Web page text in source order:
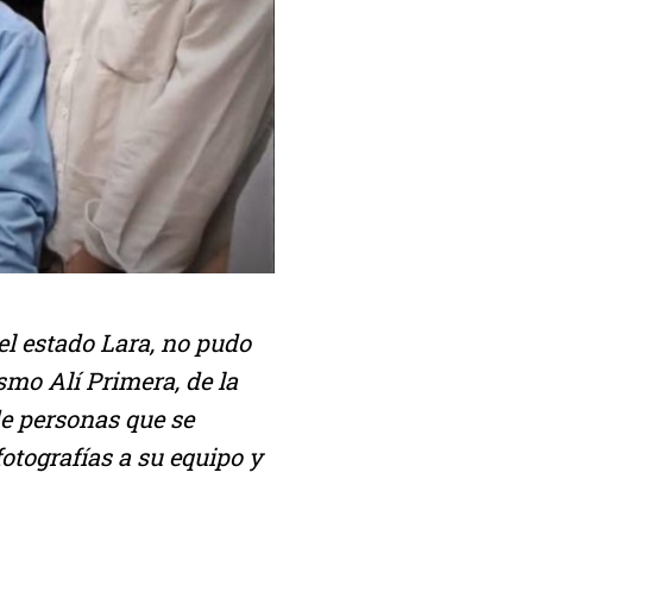
estado Lara, no pudo
Alí Primera, de la
personas que se
a su equipo y